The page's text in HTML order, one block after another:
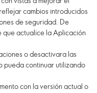
cambios introducidos
de seguridad. De
que actualice la Aplicación
o desactivara las
pueda continuar utilizando
con la versión actual o